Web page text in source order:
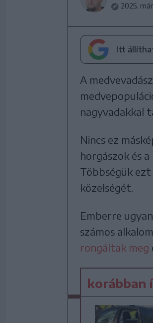
2025.
Itt
A
nagyvadakkal
Nincs ez
horgászok és
Többségük ezt
közelségét.
Emberre
számos
rongáltak meg
korábban